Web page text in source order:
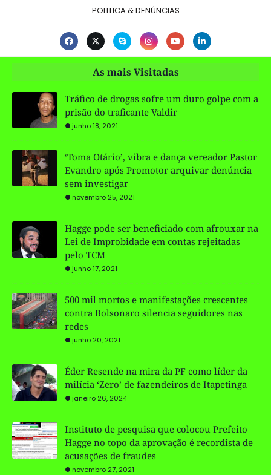
POLITICA & DENÚNCIAS
As mais Visitadas
Tráfico de drogas sofre um duro golpe com a
prisão do traficante Valdir
junho 18, 2021
‘Toma Otário’, vibra e dança vereador Pastor
Evandro após Promotor arquivar denúncia
sem investigar
novembro 25, 2021
Hagge pode ser beneficiado com afrouxar na
Lei de Improbidade em contas rejeitadas
pelo TCM
junho 17, 2021
500 mil mortos e manifestações crescentes
contra Bolsonaro silencia seguidores nas
redes
junho 20, 2021
Éder Resende na mira da PF como líder da
milícia ‘Zero’ de fazendeiros de Itapetinga
janeiro 26, 2024
Instituto de pesquisa que colocou Prefeito
Hagge no topo da aprovação é recordista de
acusações de fraudes
novembro 27, 2021